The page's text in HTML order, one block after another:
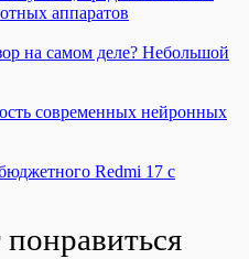
аппаратов
на самом деле? Небольшой
современных нейронных
Redmi 17 с